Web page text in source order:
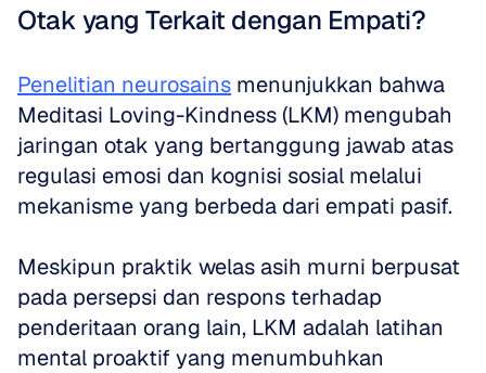
Otak yang Terkait dengan Empati?
Penelitian neurosains menunjukkan bahwa
Meditasi Loving-Kindness (LKM) mengubah
jaringan otak yang bertanggung jawab atas
regulasi emosi dan kognisi sosial melalui
mekanisme yang berbeda dari empati pasif.
Meskipun praktik welas asih murni berpusat
pada persepsi dan respons terhadap
penderitaan orang lain, LKM adalah latihan
mental proaktif yang menumbuhkan